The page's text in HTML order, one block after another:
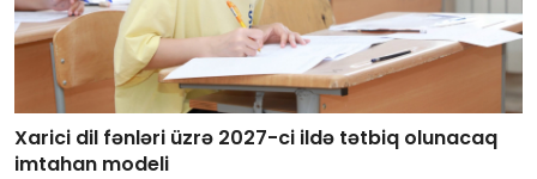
Xarici dil fənləri üzrə 2027-ci ildə tətbiq olunacaq
imtahan modeli